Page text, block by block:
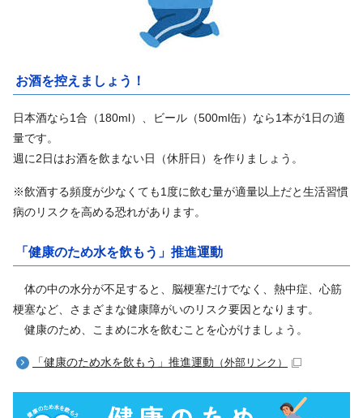
お酒を控えましょう！
日本酒なら1合（180ml）、ビール（500ml缶）なら1本が1日の適
量です。
週に2日はお酒を飲まない日（休肝日）を作りましょう。
※飲酒する頻度が少なくても1度に飲む量が適量以上だと生活習慣
病のリスクを高める恐れがあります。
「健康のため水を飲もう」推進運動
体の中の水分が不足すると、脳梗塞だけでなく、熱中症、心筋
梗塞など、さまざまな健康障がいのリスク要因となります。
健康のため、こまめに水を飲むことを心がけましょう。
「健康のため水を飲もう」推進運動 （外部リンク）